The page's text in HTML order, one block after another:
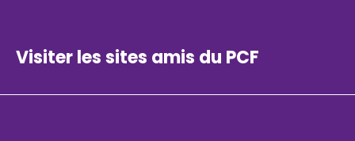
Visiter les sites amis du PCF